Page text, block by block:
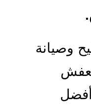
وصيانة
أفضل